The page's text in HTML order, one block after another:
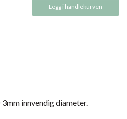
Legg i handlekurven
innvendig diameter.